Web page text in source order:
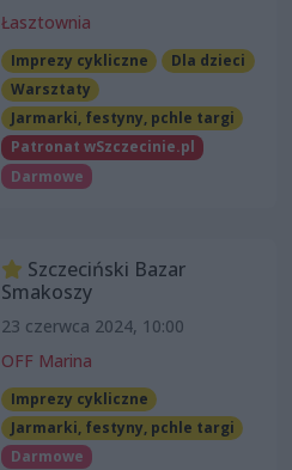
Łasztownia
Imprezy cykliczne
Dla dzieci
Warsztaty
Jarmarki, festyny, pchle targi
Patronat wSzczecinie.pl
Darmowe
Szczeciński Bazar
Smakoszy
23 czerwca 2024, 10:00
OFF Marina
Imprezy cykliczne
Jarmarki, festyny, pchle targi
Darmowe